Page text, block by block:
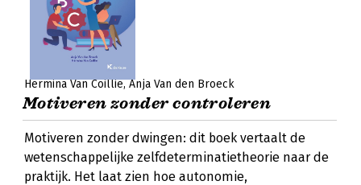
Hermina Van Coillie Anja Van den Broeck
Motiveren zonder controleren
Motiveren zonder dwingen: dit boek vertaalt de
wetenschappelijke zelfdeterminatietheorie naar de
praktijk. Het laat zien hoe autonomie,